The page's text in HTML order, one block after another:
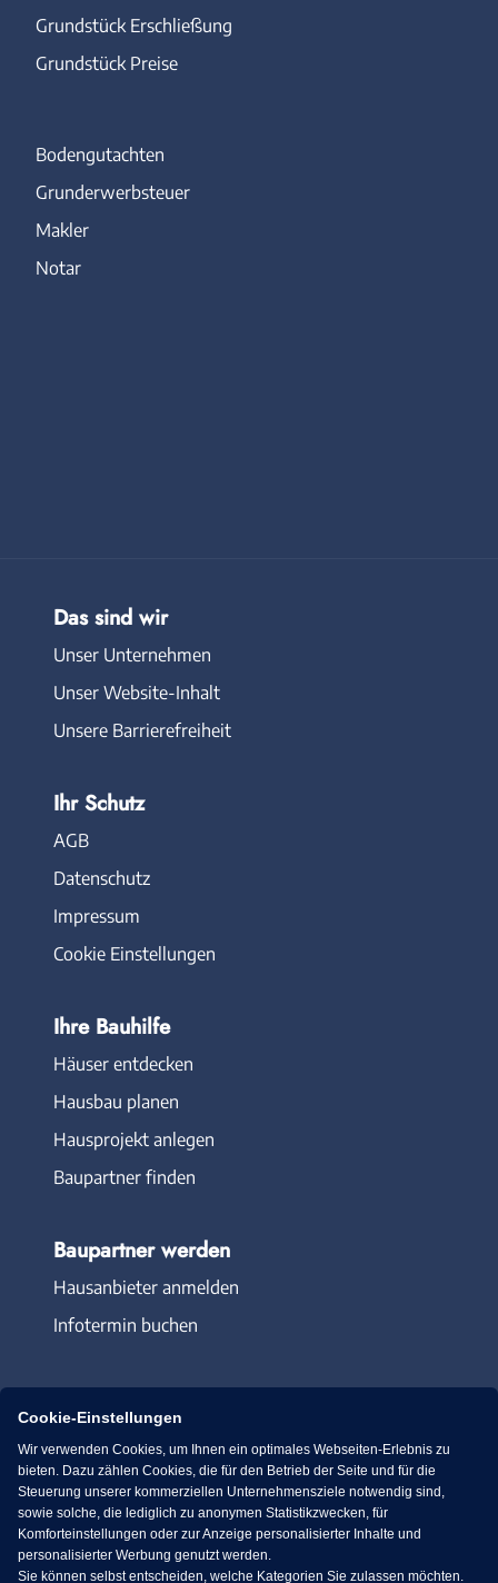
Grundstück Erschließung
Grundstück Preise
Bodengutachten
Grunderwerbsteuer
Makler
Notar
Das sind wir
Unser Unternehmen
Unser Website-Inhalt
Unsere Barrierefreiheit
Ihr Schutz
AGB
Datenschutz
Impressum
Cookie Einstellungen
Ihre Bauhilfe
Häuser entdecken
Hausbau planen
Hausprojekt anlegen
Baupartner finden
Baupartner werden
Hausanbieter anmelden
Infotermin buchen
Immowelt.de Bauen.de
Massivhaus.de Bungalow.de
Cookie-Einstellungen
Wir verwenden Cookies, um Ihnen ein optimales Webseiten-Erlebnis zu
bieten. Dazu zählen Cookies, die für den Betrieb der Seite und für die
Steuerung unserer kommerziellen Unternehmensziele notwendig sind,
sowie solche, die lediglich zu anonymen Statistikzwecken, für
Komforteinstellungen oder zur Anzeige personalisierter Inhalte und
personalisierter Werbung genutzt werden.
Sie können selbst entscheiden, welche Kategorien Sie zulassen möchten.